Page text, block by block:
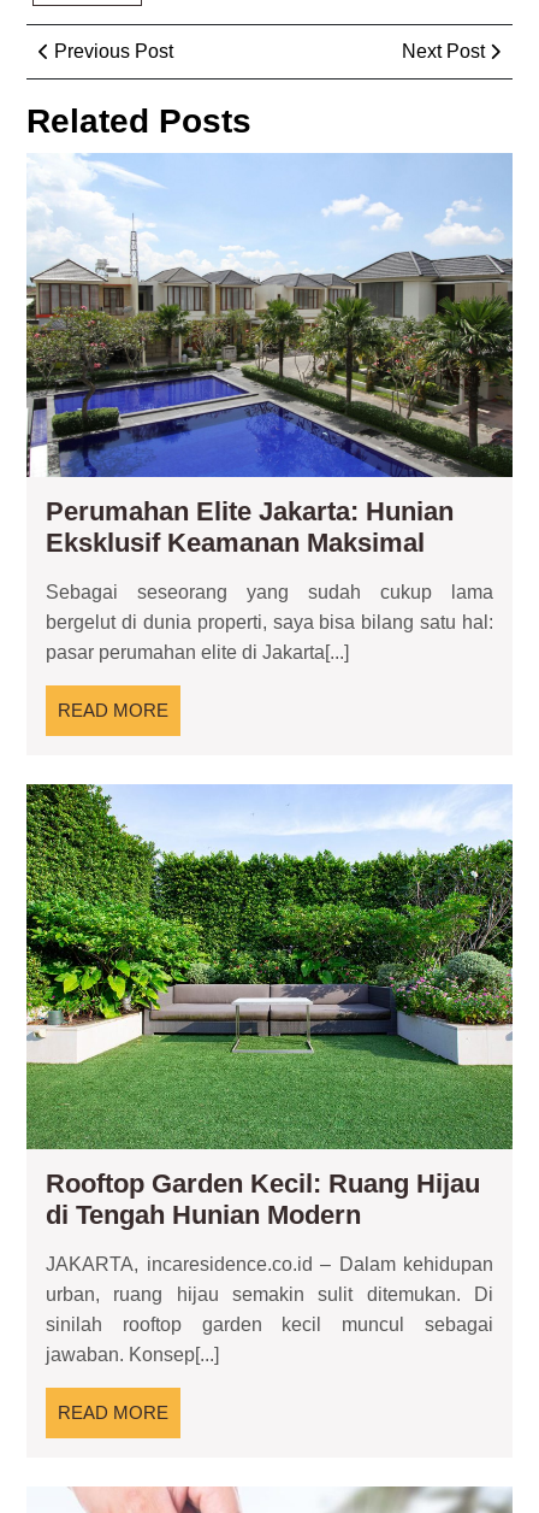
Post
navigation
Previous PostPrevious
Post
Next Post
Next
Post
Related Posts
Perumahan Elite Jakarta: Hunian
Eksklusif Keamanan Maksimal
Jakarta:
Hunian
Sebagai seseorang yang sudah cukup lama
bergelut di dunia properti, saya bisa bilang satu hal:
pasar perumahan elite di Jakarta[...]
READ MORE
MORE
di
Rooftop Garden Kecil: Ruang Hijau
di Tengah Hunian Modern
Kecil:
Ruang
Hijau
JAKARTA, incaresidence.co.id – Dalam kehidupan
urban, ruang hijau semakin sulit ditemukan. Di
sinilah rooftop garden kecil muncul sebagai
jawaban. Konsep[...]
READ MORE
MORE